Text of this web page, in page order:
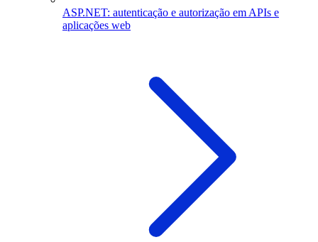
ASP.NET: autenticação e autorização em APIs e
aplicações web